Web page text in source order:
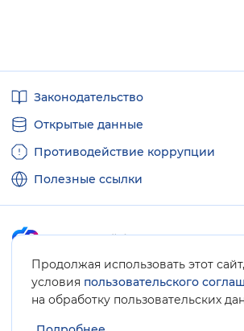
Продолжая использовать этот
условия пользовательского
на обработку пользовательских
ссылкиЗаконодательство
Открытые данные
Противодействие коррупции
Полезные ссылки
Карта сайта